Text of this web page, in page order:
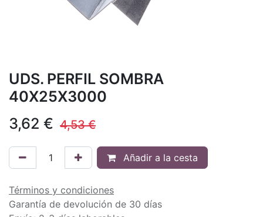
UDS. PERFIL SOMBRA
40X25X3000
3,62 € 4,53€
Añadir a la cesta
Términos y condiciones
Garantía de devolución de 30 días